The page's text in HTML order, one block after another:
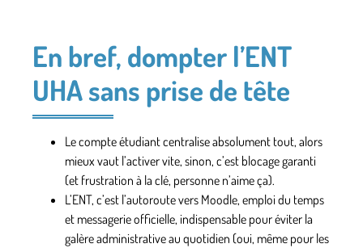
En bref, dompter l’ENT
UHA sans prise de tête
Le compte étudiant centralise absolument tout, alors
mieux vaut l’activer vite, sinon, c’est blocage garanti
(et frustration à la clé, personne n’aime ça).
L’ENT, c’est l’autoroute vers Moodle, emploi du temps
et messagerie officielle, indispensable pour éviter la
galère administrative au quotidien (oui, même pour les